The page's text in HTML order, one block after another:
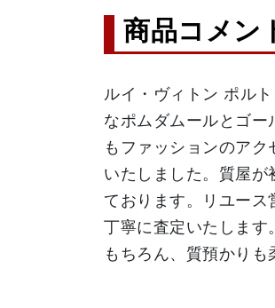
商品コメン
ルイ・ヴィトン ポル
なポムダムールとゴ
もファッションのア
いたしました。質屋
ております。リユー
丁寧に査定いたします
もちろん、質預かりも